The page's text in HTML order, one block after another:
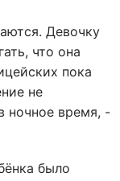
Девочку
что она
пока
не
ночное время, -
было